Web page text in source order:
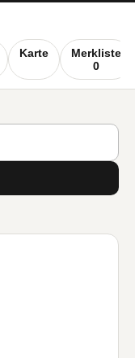
Karte
Merkliste
0